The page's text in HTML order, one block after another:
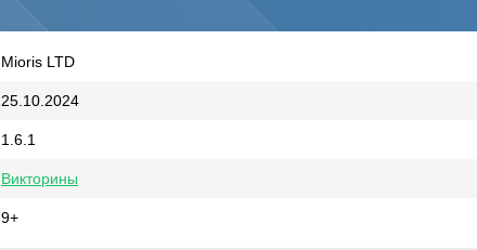
Mioris LTD
25.10.2024
1.6.1
Викторины
9+